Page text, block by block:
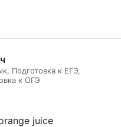
Подготовка к ЕГЭ,
к ОГЭ
juice